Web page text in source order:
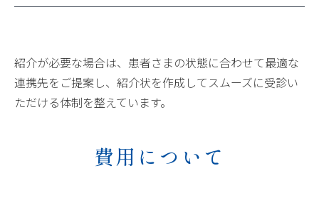
紹介が必要な場合は、患者さまの状態に合わせて最適な
連携先をご提案し、紹介状を作成してスムーズに受診い
ただける体制を整えています。
費用について